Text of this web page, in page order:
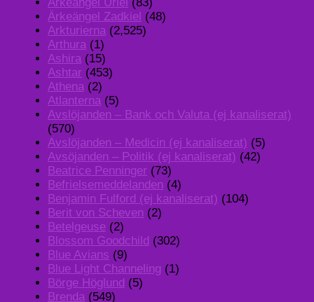
Ärkeängel Zadkiel (48)
Arkturierna (2,525)
Arthura (1)
Ashira (15)
Ashtar (453)
Athena (2)
Atlanterna (5)
Avslöjanden – Bank och Valuta (ej kanaliserat)
(570)
Avslöjanden – Medicin (ej kanaliserat) (5)
Avsöjanden – Politik (ej kanaliserat) (42)
Beatrice Penninger (73)
Befrielsemeddelanden (4)
Benjamin Fulford (ej kanaliserat) (104)
Berit von Scheven (2)
Betelgeuse (2)
Blossom Goodchild (302)
Blue Avians (9)
Blue Light Channeling (1)
Börge Höglund (5)
Brenda (549)